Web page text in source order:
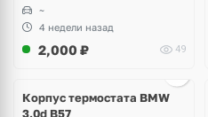
~
4 недели назад
2,000 ₽ 49
Корпус термостата BMW
3.0d B57